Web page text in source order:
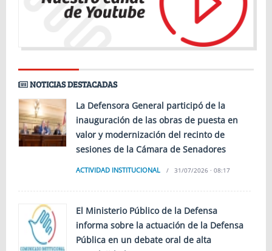
NOTICIAS DESTACADAS
La Defensora General participó de la
inauguración de las obras de puesta en
valor y modernización del recinto de
sesiones de la Cámara de Senadores
ACTIVIDAD INSTITUCIONAL 31/07/2026 · 08:17
El Ministerio Público de la Defensa
informa sobre la actuación de la Defensa
Pública en un debate oral de alta